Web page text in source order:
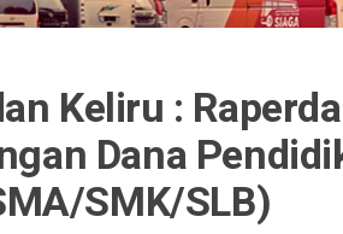
Keliru :
Dana
SMK/SLB)